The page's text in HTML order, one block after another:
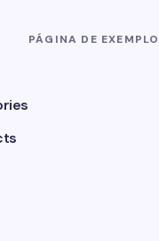
PÁGINA DE EXEMPLO